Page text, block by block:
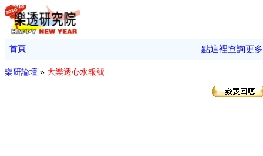
首頁 點這裡查詢更多
樂研論壇 » 大樂透心水報號